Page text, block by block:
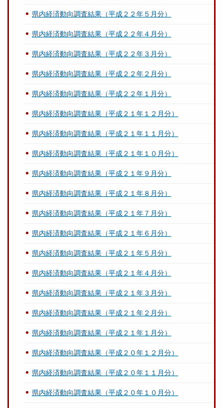
県内経済動向調査結果（平成２２年５月分）
県内経済動向調査結果（平成２２年４月分）
県内経済動向調査結果（平成２２年３月分）
県内経済動向調査結果（平成２２年２月分）
県内経済動向調査結果（平成２２年１月分）
県内経済動向調査結果（平成２１年１２月分）
県内経済動向調査結果（平成２１年１１月分）
県内経済動向調査結果（平成２１年１０月分）
県内経済動向調査結果（平成２１年９月分）
県内経済動向調査結果（平成２１年８月分）
県内経済動向調査結果（平成２１年７月分）
県内経済動向調査結果（平成２１年６月分）
県内経済動向調査結果（平成２１年５月分）
県内経済動向調査結果（平成２１年４月分）
県内経済動向調査結果（平成２１年３月分）
県内経済動向調査結果（平成２１年２月分）
県内経済動向調査結果（平成２１年１月分）
県内経済動向調査結果（平成２０年１２月分）
県内経済動向調査結果（平成２０年１１月分）
県内経済動向調査結果（平成２０年１０月分）